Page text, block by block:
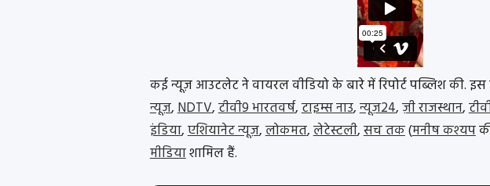
कई न्यूज़ आउटलेट ने वायरल वीडियो के बारे में रिपोर्ट पब्लिश की.
न्यूज़,NDTV,टीवी9 भारतवर्ष,टाइम्स नाउ,न्यूज़24,ज़ी राजस्थान,
इंडिया,एशियानेट न्यूज़,लोकमत,लेटेस्टली,सच तक(मनीष कश्यप
मीडियाशामिल हैं.